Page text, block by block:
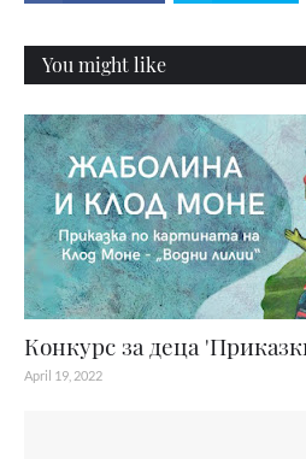
You might like
Конкурс за деца
April 19, 2022